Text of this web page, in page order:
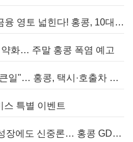
[홍콩경제] 중국과 손잡고 금융 영토 넓힌다! 홍콩, 10대 신규 정책 발표
화… 주말 홍콩 폭염 예고
[홍콩사회] "네비만 믿다간 큰일"… 홍콩, 택시·호출차 통합 시험 도입하며 규제 본격화
특별 이벤트
[홍콩경제] ‘역대급’ 재정 성장에도 신중론… 홍콩 GDP 전망 상향 속 “지정학적 리스크 경계”